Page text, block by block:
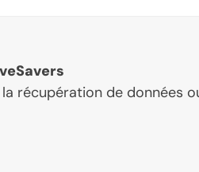
récupération de données